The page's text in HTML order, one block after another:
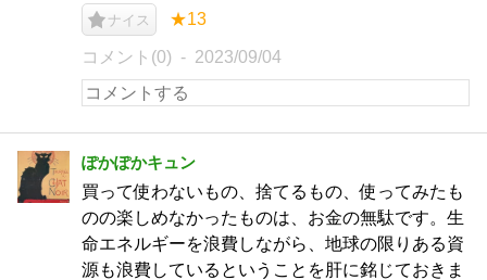
ナイス ★13
コメント(0) 2023/09/04
ぽかぽかキュン
買って使わないもの、捨てるもの、使ってみたも
のの楽しめなかったものは、お金の無駄です。生
命エネルギーを浪費しながら、地球の限りある資
源も浪費しているということを肝に銘じておきま